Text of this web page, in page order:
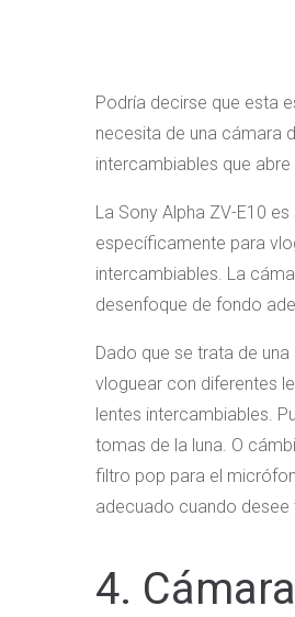
Podría decirse que esta
necesita de una cámara
intercambiables que
La Sony Alpha ZV-E10
específicamente para
intercambiables. La
desenfoque de fondo
Dado que se trata de
vloguear con diferentes
lentes intercambiables.
tomas de la luna. O
filtro pop para el
adecuado cuando
4.